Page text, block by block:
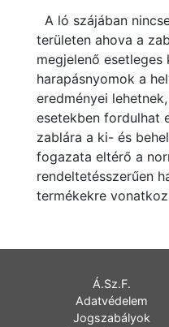
A ló szájában
területen ahova a
megjelenő
harapásnyomok a
eredményei
esetekben fordulhat
zablára a ki- és
fogazata eltérő a
rendeltetésszerűen
termékekre
Á.Sz.F.
Adatvédelem
Jogszabályok